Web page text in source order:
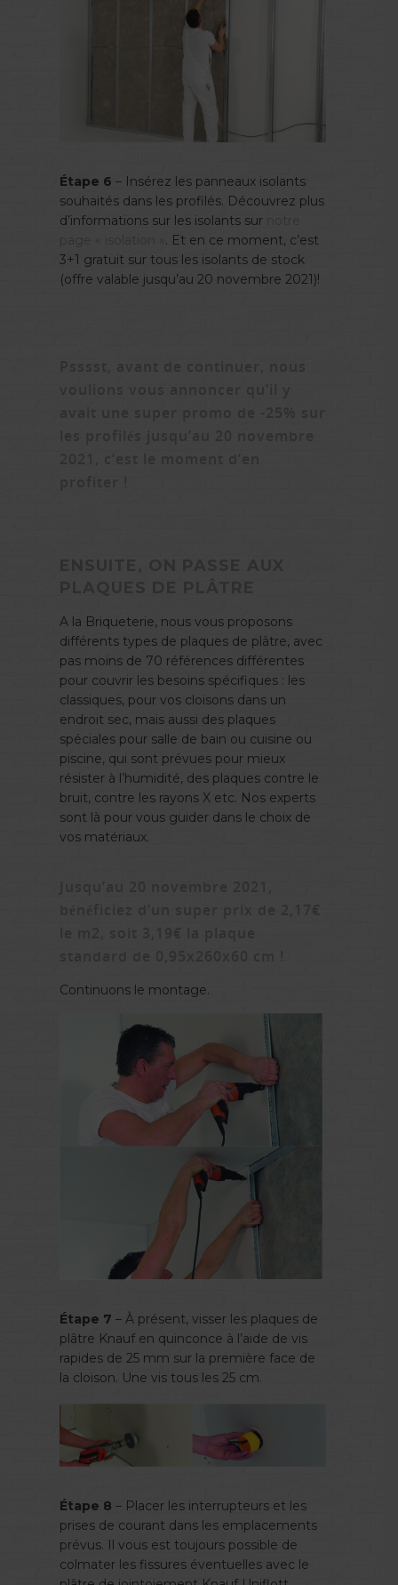
Étape 6 – Insérez les panneaux isolants
souhaités dans les profilés. Découvrez plus
d’informations sur les isolants sur
. Et en ce moment, c’est
3+1 gratuit sur tous les isolants de stock
(offre valable jusqu’au 20 novembre 2021)!
A la Briqueterie, nous vous proposons
différents types de plaques de plâtre, avec
pas moins de 70 références différentes
pour couvrir les besoins spécifiques : les
classiques, pour vos cloisons dans un
endroit sec, mais aussi des plaques
spéciales pour salle de bain ou cuisine ou
piscine, qui sont prévues pour mieux
résister à l’humidité, des plaques contre le
bruit, contre les rayons X etc. Nos experts
sont là pour vous guider dans le choix de
vos matériaux.
Continuons le montage.
Étape 7 – À présent, visser les plaques de
plâtre Knauf en quinconce à l’aide de vis
rapides de 25 mm sur la première face de
la cloison. Une vis tous les 25 cm.
Étape 8 – Placer les interrupteurs et les
prises de courant dans les emplacements
prévus. Il vous est toujours possible de
colmater les fissures éventuelles avec le